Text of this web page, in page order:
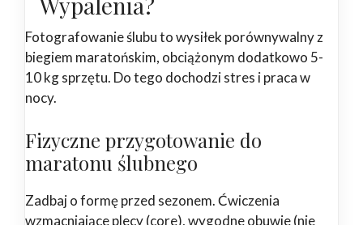
Fotografowanie ślubu to wysiłek porównywalny z
biegiem maratońskim, obciążonym dodatkowo 5-
10 kg sprzętu. Do tego dochodzi stres i praca w
nocy.
Fizyczne przygotowanie do
maratonu ślubnego
Zadbaj o formę przed sezonem. Ćwiczenia
wzmacniające plecy (core), wygodne obuwie (nie